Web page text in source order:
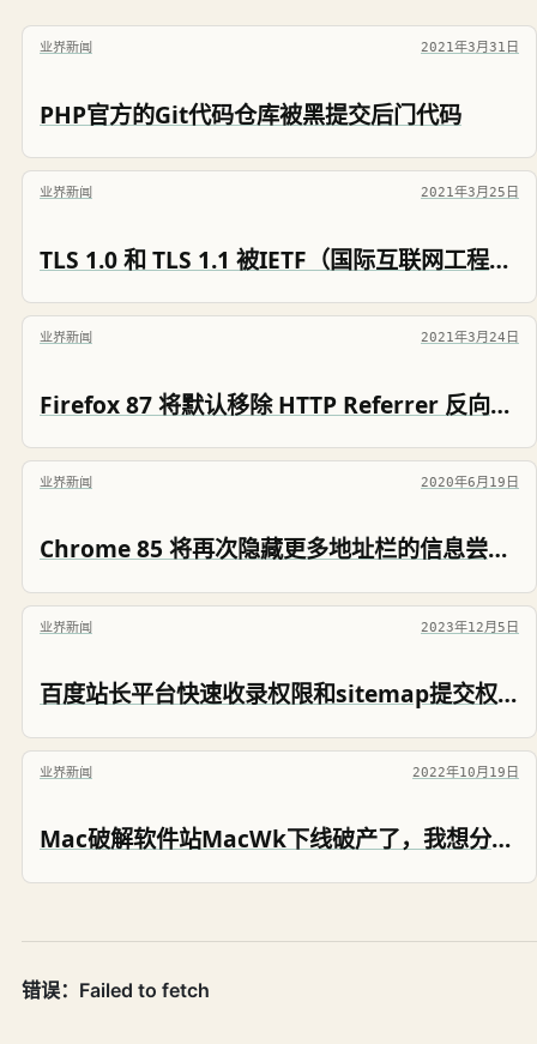
业界新闻 2021年3月31日
PHP官方的Git代码仓库被黑提交后门代码
业界新闻 2021年3月25日
TLS 1.0 和 TLS 1.1 被IETF（国际互联网工程任务组）终结弃用
业界新闻 2021年3月24日
Firefox 87 将默认移除 HTTP Referrer 反向链接 以保护用户隐私
业界新闻 2020年6月19日
Chrome 85 将再次隐藏更多地址栏的信息尝试不展示完整URL地址
业界新闻 2023年12月5日
百度站长平台快速收录权限和sitemap提交权限被全部收回
业界新闻 2022年10月19日
Mac破解软件站MacWk下线破产了，我想分享Mac破解软件却不太敢